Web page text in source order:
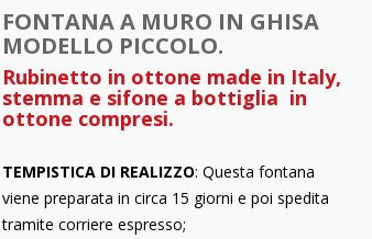
FONTANA A MURO IN GHISA
MODELLO PICCOLO.
Rubinetto in ottone made in Italy,
stemma e sifone a bottiglia in
ottone compresi.
TEMPISTICA DI REALIZZO: Questa fontana
viene preparata in circa 15 giorni e poi spedita
tramite corriere espresso;